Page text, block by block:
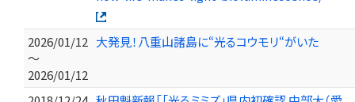
2026/01/12
～
2026/01/12
大発見！八重山諸島に“光るコウモリ“がいた